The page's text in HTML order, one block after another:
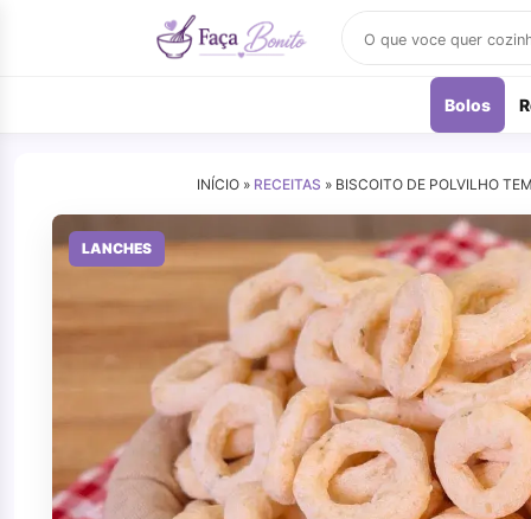
receitas
Bolos
INÍCIO » RECEITAS » BISCOITO DE POLVILHO
LANCHES